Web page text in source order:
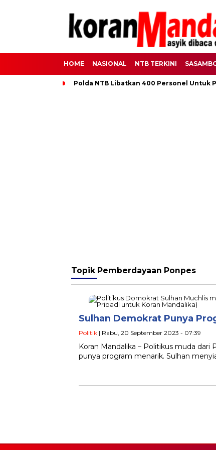
HOME NASIONAL NTB TERKINI
Polda NTB Libatkan 400 Personel Untuk
Topik Pemberdayaan Ponpes
Sulhan Demokrat Punya
Politik | Rabu, 20 September 2023 - 07:39
Koran Mandalika – Politikus muda
punya program menarik. Sulhan